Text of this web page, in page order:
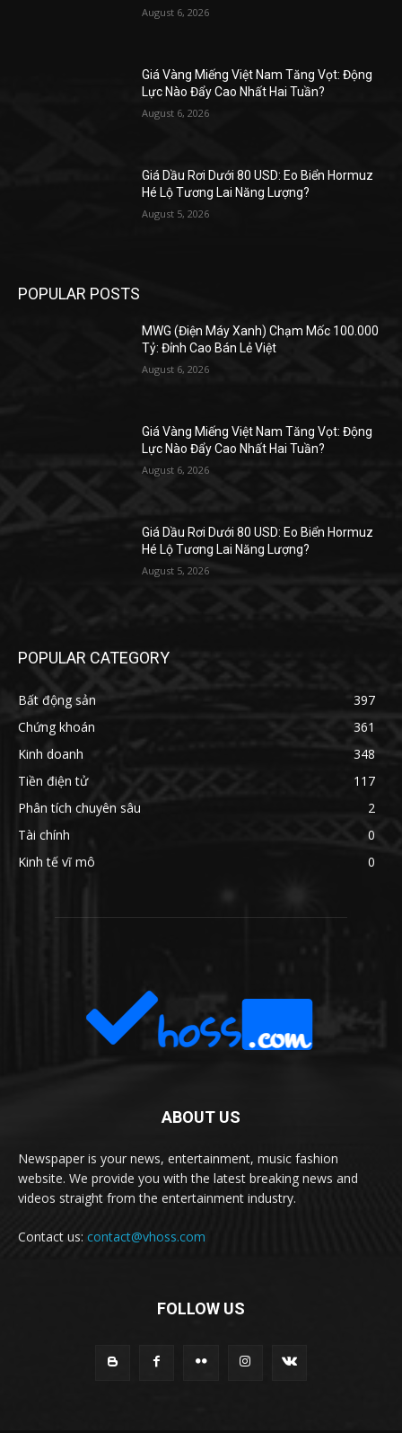
August 6, 2026
Giá Vàng Miếng Việt Nam Tăng Vọt: Động
Lực Nào Đẩy Cao Nhất Hai Tuần?
August 6, 2026
Giá Dầu Rơi Dưới 80 USD: Eo Biển Hormuz
Hé Lộ Tương Lai Năng Lượng?
August 5, 2026
POPULAR POSTS
MWG (Điện Máy Xanh) Chạm Mốc 100.000
Tỷ: Đỉnh Cao Bán Lẻ Việt
August 6, 2026
Giá Vàng Miếng Việt Nam Tăng Vọt: Động
Lực Nào Đẩy Cao Nhất Hai Tuần?
August 6, 2026
Giá Dầu Rơi Dưới 80 USD: Eo Biển Hormuz
Hé Lộ Tương Lai Năng Lượng?
August 5, 2026
POPULAR CATEGORY
Bất động sản
397
Chứng khoán
361
Kinh doanh
348
Tiền điện tử
117
Phân tích chuyên sâu
2
Tài chính
0
Kinh tế vĩ mô
0
ABOUT US
Newspaper is your news, entertainment, music fashion
website. We provide you with the latest breaking news and
videos straight from the entertainment industry.
Contact us: contact@vhoss.com
FOLLOW US